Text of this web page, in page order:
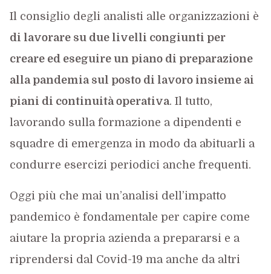
Il consiglio degli analisti alle organizzazioni è
di lavorare su due livelli congiunti per
creare ed eseguire un piano di preparazione
alla pandemia sul posto di lavoro insieme ai
piani di continuità operativa. Il tutto,
lavorando sulla formazione a dipendenti e
squadre di emergenza in modo da abituarli a
condurre esercizi periodici anche frequenti.
Oggi più che mai un’analisi dell’impatto
pandemico è fondamentale per capire come
aiutare la propria azienda a prepararsi e a
riprendersi dal Covid-19 ma anche da altri